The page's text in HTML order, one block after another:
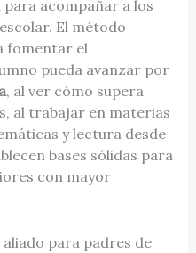
acompañar a los
El método
fomentar el
pueda avanzar por
, al ver cómo supera
al trabajar en materias
y lectura desde
bases sólidas para
con mayor
para padres de